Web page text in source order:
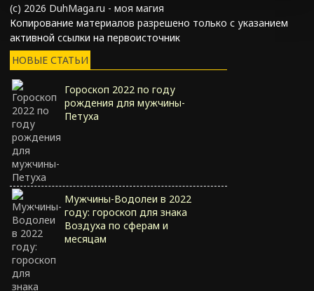
(с) 2026 DuhMaga.ru - моя магия
Копирование материалов разрешено только с указанием
активной ссылки на первоисточник
НОВЫЕ СТАТЬИ
Гороскоп 2022 по году
рождения для мужчины-
Петуха
Мужчины-Водолеи в 2022
году: гороскоп для знака
Воздуха по сферам и
месяцам